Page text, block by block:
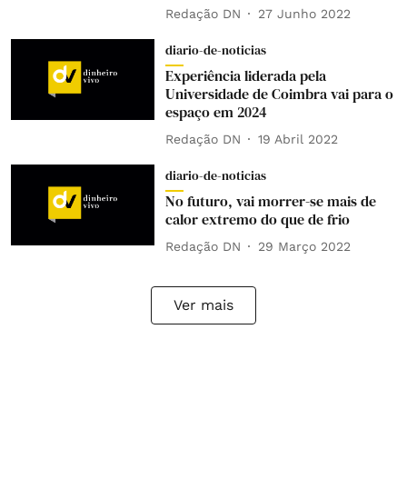
Redação DN 27 Junho 2022
diario-de-noticias
Experiência liderada pela
Universidade de Coimbra vai para o
espaço em 2024
Redação DN 19 Abril 2022
diario-de-noticias
No futuro, vai morrer-se mais de
calor extremo do que de frio
Redação DN 29 Março 2022
Ver mais